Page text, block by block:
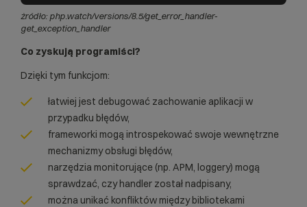
żródło:php.watch/versions/8.5/get_error_handler-
get_exception_handler
Co zyskują programiści?
Dzięki tym funkcjom:
łatwiej jest debugować zachowanie aplikacji w
przypadku błędów,
frameworki mogą introspekować swoje wewnętrzne
mechanizmy obsługi błędów,
narzędzia monitorujące (np. APM, loggery) mogą
sprawdzać, czy handler został nadpisany,
można unikać konfliktów między bibliotekami